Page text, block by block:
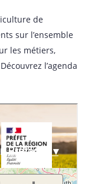
de
sur l’ensemble
les métiers,
l’agenda